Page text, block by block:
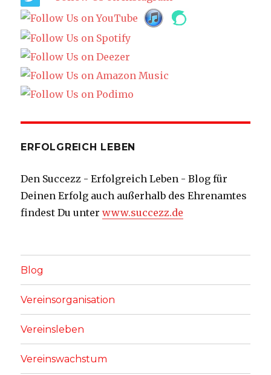
ERFOLGREICH LEBEN
Den Succezz - Erfolgreich Leben - Blog für
Deinen Erfolg auch außerhalb des Ehrenamtes
findest Du unterwww.succezz.de
Blog
Vereinsorganisation
Vereinsleben
Vereinswachstum